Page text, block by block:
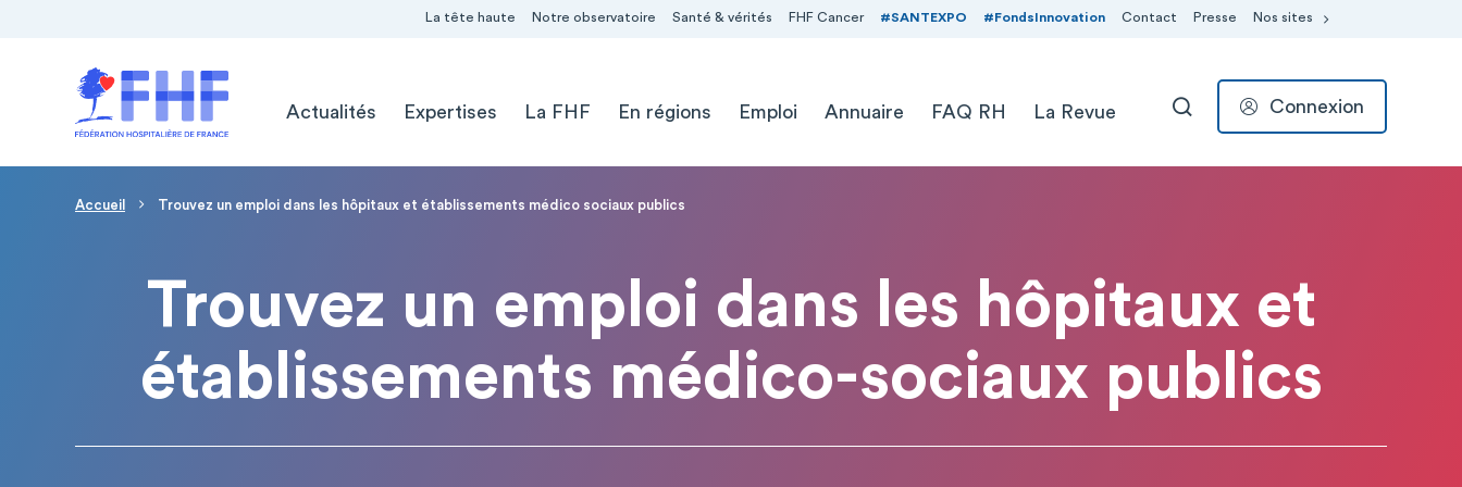
La tête haute Notre observatoire Santé & vérités FHF Cancer #SANTEXPO #FondsInnovation Contact Presse Nos sites
Actualités
Expertises La FHF En régions Emploi Annuaire FAQ RH La Revue RECHERCHER
Connexion
Page d'accueil
Fil d'Ariane
Accueil Trouvez un emploi dans les hôpitaux et établissements médico sociaux publics
Trouvez un emploi dans les hôpitaux et
établissements médico-sociaux publics